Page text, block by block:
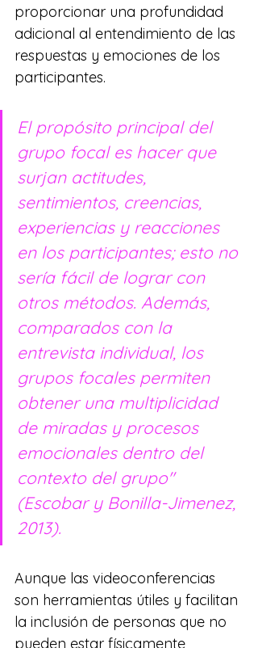
proporcionar una profundidad
adicional al entendimiento de las
respuestas y emociones de los
participantes.
El propósito principal del
grupo focal es hacer que
surjan actitudes,
sentimientos, creencias,
experiencias y reacciones
en los participantes; esto no
sería fácil de lograr con
otros métodos. Además,
comparados con la
entrevista individual, los
grupos focales permiten
obtener una multiplicidad
de miradas y procesos
emocionales dentro del
contexto del grupo"
(Escobar y Bonilla-Jimenez,
2013).
Aunque las videoconferencias
son herramientas útiles y facilitan
la inclusión de personas que no
pueden estar físicamente